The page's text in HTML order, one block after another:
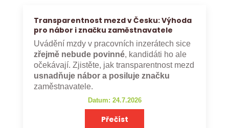
Transparentnost mezd v Česku: Výhoda
pro nábor i značku zaměstnavatele
Uvádění mzdy v pracovních inzerátech sice
zřejmě nebude povinné, kandidáti ho ale
očekávají. Zjistěte, jak transparentnost mezd
usnadňuje nábor a posiluje značku
zaměstnavatele.
Datum: 24.7.2026
Přečíst